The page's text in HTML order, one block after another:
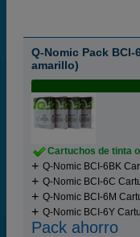
Q-Nomic Pack
amarillo)
Cartuchos de tinta
Q-Nomic BCI-6BK
Q-Nomic BCI-6C
Q-Nomic BCI-6M
Q-Nomic BCI-6Y
Pack ahorro